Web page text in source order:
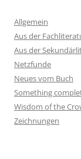
Allgemein
Aus der
Aus der
Netzfunde
Neues vom Buch
Something
Wisdom of the
Zeichnungen